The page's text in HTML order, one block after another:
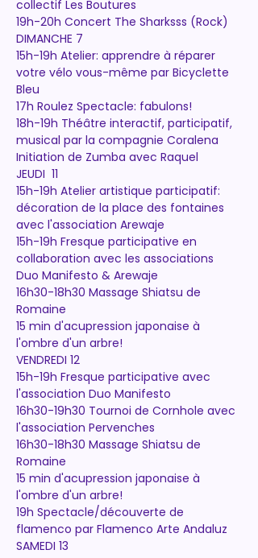
collectif Les Boutures
19h-20h Concert The Sharksss (Rock)
DIMANCHE 7
15h-19h Atelier: apprendre à réparer
votre vélo vous-même par Bicyclette
Bleu
17h Roulez Spectacle: fabulons!
18h-19h Théâtre interactif, participatif,
musical par la compagnie Coralena
Initiation de Zumba avec Raquel
JEUDI  11
15h-19h Atelier artistique participatif:
décoration de la place des fontaines
avec l'association Arewaje
15h-19h Fresque participative en
collaboration avec les associations
Duo Manifesto & Arewaje
16h30-18h30 Massage Shiatsu de
Romaine
15 min d'acupression japonaise à
l'ombre d'un arbre!
VENDREDI 12
15h-19h Fresque participative avec
l'association Duo Manifesto
16h30-19h30 Tournoi de Cornhole avec
l'association Pervenches
16h30-18h30 Massage Shiatsu de
Romaine
15 min d'acupression japonaise à
l'ombre d'un arbre!
19h Spectacle/découverte de
flamenco par Flamenco Arte Andaluz
SAMEDI 13